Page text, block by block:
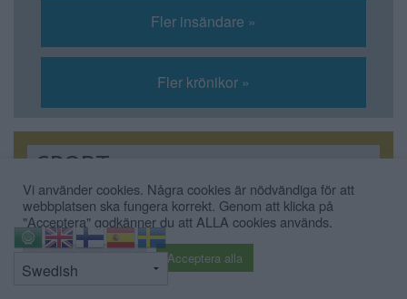
Fler insändare »
Fler krönikor »
SPORT
Vi använder cookies. Några cookies är nödvändiga för att
webbplatsen ska fungera korrekt. Genom att klicka på
"Acceptera" godkänner du att ALLA cookies används.
Acceptera alla